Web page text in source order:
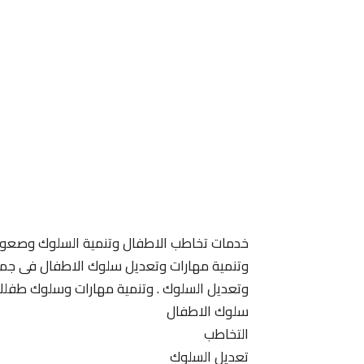
خدمات تخاطب الاطفال وتنمية السلوك
وتنمية مهارات وتعديل سلوك الاطفال فى
وتعديل السلوك . وتنمية مهارات وسلوك
سلوك الاطفال
التخاطب
تعديل السلوك